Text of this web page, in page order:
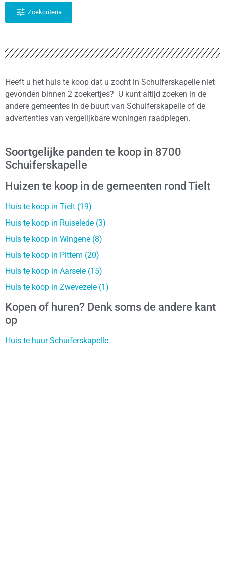
Zoekcriteria
Heeft u het huis te koop dat u zocht in Schuiferskapelle niet
gevonden binnen 2 zoekertjes? U kunt altijd zoeken in de
andere gemeentes in de buurt van Schuiferskapelle of de
advertenties van vergelijkbare woningen raadplegen.
Soortgelijke panden te koop in 8700
Schuiferskapelle
Huizen te koop in de gemeenten rond Tielt
Huis te koop in Tielt (19)
Huis te koop in Ruiselede (3)
Huis te koop in Wingene (8)
Huis te koop in Pittem (20)
Huis te koop in Aarsele (15)
Huis te koop in Zwevezele (1)
Kopen of huren? Denk soms de andere kant
op
Huis te huur Schuiferskapelle